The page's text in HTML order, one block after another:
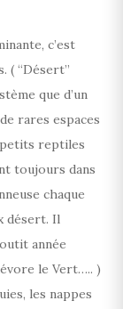
c’est
( “Désert”
que d’un
rares espaces
reptiles
toujours dans
chaque
désert. Il
année
le Vert….. )
les nappes